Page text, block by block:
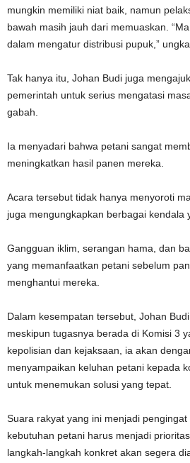
mungkin memiliki niat baik, namun
bawah masih jauh dari memuaskan.
dalam mengatur distribusi pupuk,”
Tak hanya itu, Johan Budi juga
pemerintah untuk serius mengatasi
gabah.
Ia menyadari bahwa petani sangat
meningkatkan hasil panen mereka.
Acara tersebut tidak hanya menyoroti
juga mengungkapkan berbagai kendala
Gangguan iklim, serangan hama, dan
yang memanfaatkan petani sebelum
menghantui mereka.
Dalam kesempatan tersebut, Johan
meskipun tugasnya berada di Komisi 3
kepolisian dan kejaksaan, ia akan
menyampaikan keluhan petani kepada
untuk menemukan solusi yang tepat.
Suara rakyat yang ini menjadi
kebutuhan petani harus menjadi
langkah-langkah konkret akan segera